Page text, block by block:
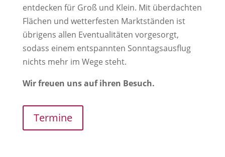
entdecken für Groß und Klein. Mit überdachten
Flächen und wetterfesten Marktständen ist
übrigens allen Eventualitäten vorgesorgt,
sodass einem entspannten Sonntagsausflug
nichts mehr im Wege steht.
Wir freuen uns auf ihren Besuch.
Termine